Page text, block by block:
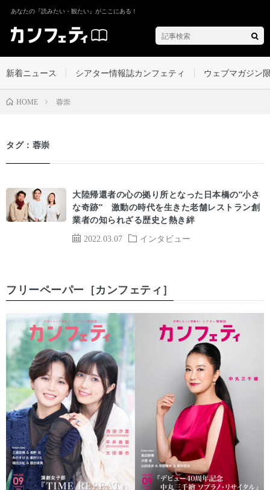
あなたの『読みたい・観たい』がここにある！
新着ニュース シアター情報誌カンフェティ ウェブマガジン
HOME 蓉崇
タグ：蓉崇
2022.03.07 インタビュー
大陸帰還者の心の拠り所となった日本橋の“小さ
な奇跡” 激動の時代を生きた老舗レストラン創
業者の知られざる歴史と熱き絆
フリーペーパー［カンフェティ］